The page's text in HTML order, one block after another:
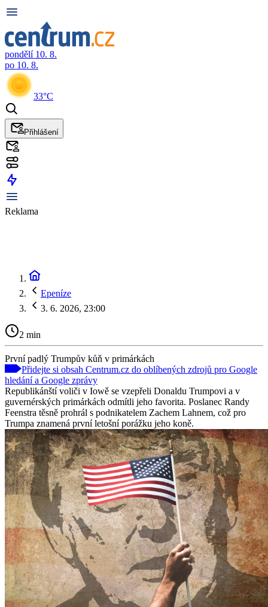
pondělí 10. 8.
po 10. 8.
33°C
Přihlášení
Reklama
Epeníze
3. 6. 2026, 23:00
2 min
První padlý Trumpův kůň v primárkách
Přidejte si obsah Centrum.cz do oblíbených zdrojů pro Google
hledání a Google zprávy
Republikánští voliči v Iowě se vzepřeli Donaldu Trumpovi a v
guvernérských primárkách odmítli jeho favorita. Poslanec Randy
Feenstra těsně prohrál s podnikatelem Zachem Lahnem, což pro
Trumpa znamená první letošní porážku jeho koně.